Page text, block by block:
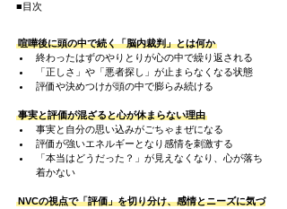
■目次
喧嘩後に頭の中で続く「脳内裁判」とは何か
終わったはずのやりとりが心の中で繰り返される
「正しさ」や「悪者探し」が止まらなくなる状態
評価や決めつけが頭の中で膨らみ続ける
事実と評価が混ざると心が休まらない理由
事実と自分の思い込みがごちゃまぜになる
評価が強いエネルギーとなり感情を刺激する
「本当はどうだった？」が見えなくなり、心が落ち
着かない
NVCの視点で「評価」を切り分け、感情とニーズに気づ